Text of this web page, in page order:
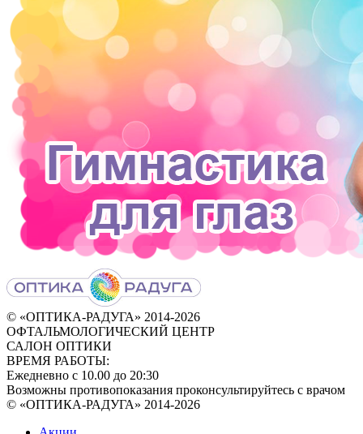
© «ОПТИКА-РАДУГА» 2014‑2026
ОФТАЛЬМОЛОГИЧЕСКИЙ ЦЕНТР
САЛОН ОПТИКИ
ВРЕМЯ РАБОТЫ:
Ежедневно с 10.00 до 20:30
Возможны противопоказания проконсультируйтесь с врачом
© «ОПТИКА-РАДУГА» 2014-2026